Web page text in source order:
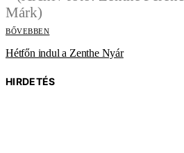
BŐVEBBEN
Hétfőn indul a Zenthe Nyár
HIRDETÉS